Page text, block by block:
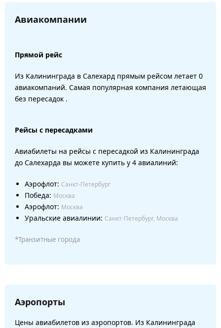
Авиакомпании
Прямой рейс
Из Калининграда в Салехард прямым рейсом летает 0
авиакомпаний. Самая популярная компания летающая
без пересадок .
Рейсы с пересадками
Авиабилеты на рейсы с пересадкой из Калининграда
до Салехарда вы можете купить у 4 авиалиний:
Аэрофлот: Санкт-Петербург
Победа: Москва
Аэрофлот: Москва
Уральские авиалинии: Санкт-Петербург, Москва
*Транзитные города
Аэропорты
Цены авиабилетов из аэропортов. Из Калининграда